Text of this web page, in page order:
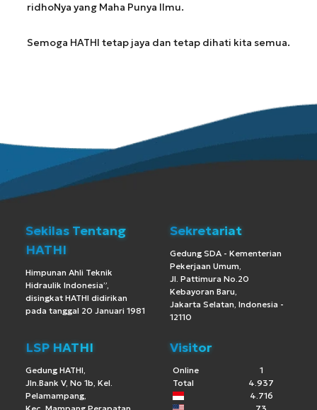
ridhoNya yang Maha Punya Ilmu.
Semoga HATHI tetap jaya dan tetap dihati kita semua.
Sekilas Tentang
HATHI
Himpunan Ahli Teknik
Hidraulik Indonesia”,
disingkat HATHI didirikan
pada tanggal 20 Januari 1981
Sekretariat
Gedung SDA - Kementerian
Pekerjaan Umum,
Jl. Pattimura No.20
Kebayoran Baru,
Jakarta Selatan, Indonesia -
12110
LSP HATHI
Gedung HATHI,
Jln.Bank V, No 1b, Kel.
Pelamampang,
Visitor
Online
1
Total
4.937
4.716